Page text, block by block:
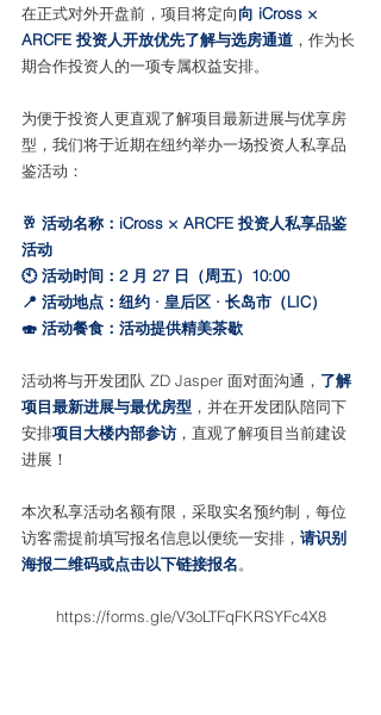
在正式对外开盘前，项目将定向向 iCross ×
ARCFE 投资人开放优先了解与选房通道 ，作为长
期合作投资人的一项专属权益安排。
为便于投资人更直观了解项目最新进展与优享房
型，我们将于近期在纽约举办一场投资人私享品
鉴活动：
🥂 活动名称：iCross × ARCFE 投资人私享品鉴
活动
🕙 活动时间：2 月 27 日（周五）10:00
📍 活动地点：纽约 · 皇后区 · 长岛市（LIC）
🍣 活动餐食：活动提供精美茶歇
活动将与开发团队 ZD Jasper 面对面沟通， 了解
项目最新进展与最优房型 ，并在开发团队陪同下
安排项目大楼内部参访 ，直观了解项目当前建设
进展！
本次私享活动名额有限，采取实名预约制，每位
访客需提前填写报名信息以便统一安排， 请识别
海报二维码或点击以下链接报名。
https://forms.gle/V3oLTFqFKRSYFc4X8